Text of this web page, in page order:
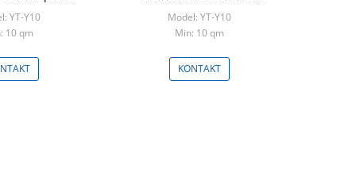
YT-Y10
10 qm
genehmigt
Model: YT-Y10
Min: 10 qm
KONTAKT